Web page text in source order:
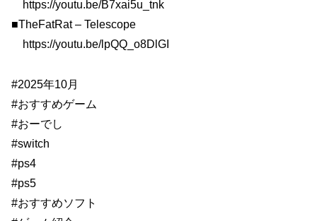
https://youtu.be/B7xai5u_tnk
■TheFatRat – Telescope
https://youtu.be/lpQQ_o8DlGI
#2025年10月
#おすすめゲーム
#おーでし
#switch
#ps4
#ps5
#おすすめソフト